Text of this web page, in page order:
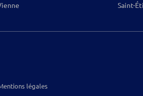
Saint-
légales